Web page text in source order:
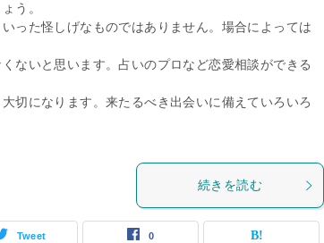
う。
った怪しげなものではありません。場合によっては
ないと思います。占いのプロなど恋愛相談ができる
切になります。来たるべき出会いに備えていろいろ
続きを読む
Tweet 0